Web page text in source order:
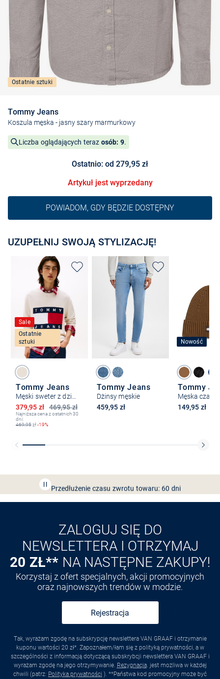
Ostatnie sztuki
Tommy Jeans
Koszula męska - jasny szary marmurkowy
Liczba oglądających teraz osób: 9.
Ostatnio: od 279,95 zł
Artykuł jest wyprzedany
POWIADOM, GDY BĘDZIE DOSTĘPNY
UZUPEŁNIJ SWOJĄ STYLIZACJĘ!
Sale
Ostatnie
sztuki
Tommy Jeans
Męski sweter z dzianiny
469,95 zł
Obniżona cena
379,95 zł
Najniższa cena z ostatnich 30
dni:
469,95zł-19%
Tommy Jeans
Dżinsy męskie
459,95 zł
Nowość
Tommy
149,95 zł
Przedłużenie czasu zwrotu towaru: 60 dni
Odkryj aplikację VANGRAAF
ZALOGUJ SIĘ DO
NEWSLETTERA I OTRZYMAJ
20 ZŁ** NA NASTĘPNE ZAKUPY!
Korzystaj z ofert specjalnych, akcji promocyjnych
oraz najnowszych trendów w modzie.
Rejestracja
Tak, wyrażam zgodę na subskrypcję newslettera VAN GRAAF i otrzymanie
kuponu wartości 20 zł*. Zapoznałem/łam się z polityką prywatności, a w
szczególności z informacją dotyczącą subskrybcji newslettera VAN GRAAF i
wyrażam zgodę na jego otrzymywanie. Rezygnacja. jest możliwa w każdej
chwili (patrz: Polityka prywatności ). **Państwa kod promocyjny może być